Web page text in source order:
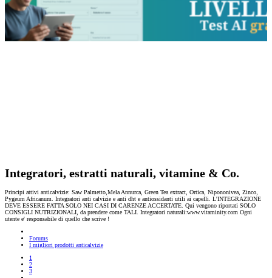
Integratori, estratti naturali, vitamine & Co.
Principi attivi anticalvizie: Saw Palmetto,Mela Annurca, Green Tea extract, Ortica, Nipononivea, Zinco,
Pygeum Africanum. Integratori anti calvizie e anti dht e antiossidanti utili ai capelli. L'INTEGRAZIONE
DEVE ESSERE FATTA SOLO NEI CASI DI CARENZE ACCERTATE. Qui vengono riportati SOLO
CONSIGLI NUTRIZIONALI, da prendere come TALI. Integratori naturali:www.vitaminity.com Ogni
utente e' responsabile di quello che scrive !
Forums
I migliori prodotti anticalvizie
1
2
3